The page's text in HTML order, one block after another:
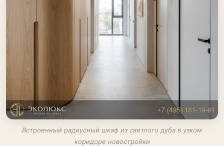
Встроенный радиусный шкаф из светлого дуба в узком
коридоре новостройки